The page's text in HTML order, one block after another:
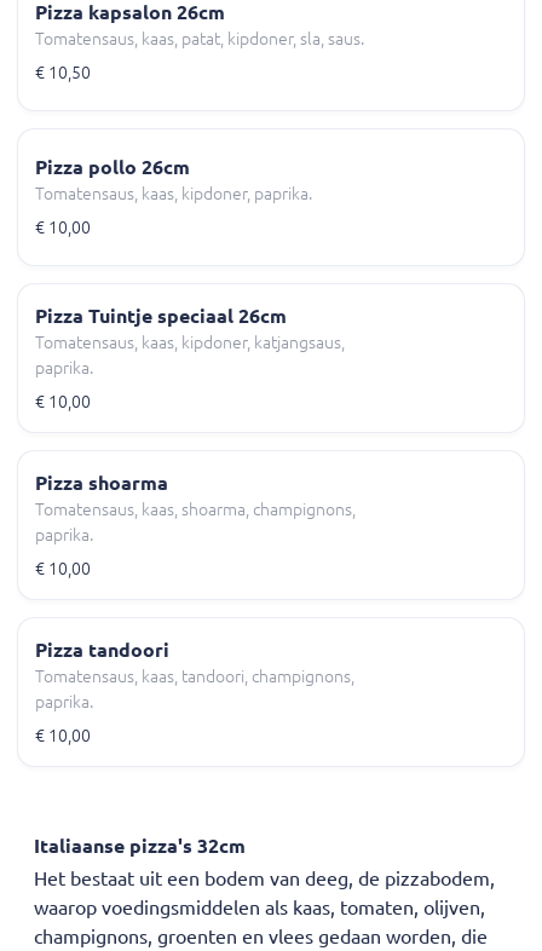
Pizza kapsalon 26cm
Tomatensaus, kaas, patat, kipdoner, sla, saus.
€ 10,50
Pizza pollo 26cm
Tomatensaus, kaas, kipdoner, paprika.
€ 10,00
Pizza Tuintje speciaal 26cm
Tomatensaus, kaas, kipdoner, katjangsaus,
paprika.
€ 10,00
Pizza shoarma
Tomatensaus, kaas, shoarma, champignons,
paprika.
€ 10,00
Pizza tandoori
Tomatensaus, kaas, tandoori, champignons,
paprika.
€ 10,00
Italiaanse pizza's 32cm
Het bestaat uit een bodem van deeg, de pizzabodem,
waarop voedingsmiddelen als kaas, tomaten, olijven,
champignons, groenten en vlees gedaan worden, die